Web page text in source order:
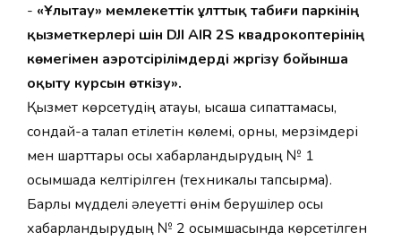
- «Ұлытау» мемлекеттік ұлттық табиғи паркінің
қызметкерлері үшін DJI AIR 2S квадрокоптерінің
көмегімен аэротүсірілімдерді жүргізу бойынша
оқыту курсын өткізу».
Қызмет көрсетудің атауы, қысқаша сипаттамасы,
сондай-ақ талап етілетін көлемі, орны, мерзімдері
мен шарттары осы хабарландырудың № 1
қосымшада келтірілген (техникалық тапсырма).
Барлық мүдделі әлеуетті өнім берушілер осы
хабарландырудың № 2 қосымшасында көрсетілген